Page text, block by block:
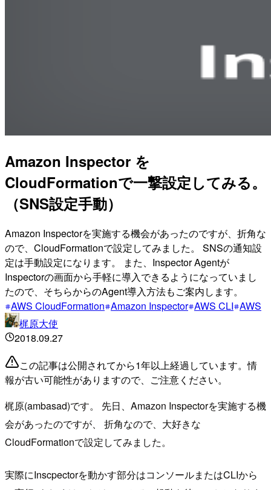
Amazon Inspector を
CloudFormationで一撃設定してみる。
（SNS設定手動）
Amazon Inspectorを実施する機会があったのですが、折角な
ので、CloudFormationで設定してみました。 SNSの通知設
定は手動設定になります。 また、Inspector Agentが
Inspectorの画面から手軽に導入できるようになっていまし
たので、そちらからのAgent導入方法もご案内します。
AWS CloudFormation Amazon Inspector AWS CLI AWS
梶原大使
2018.09.27
この記事は公開されてから1年以上経過しています。情
報が古い可能性がありますので、ご注意ください。
梶原(ambasad)です。 先日、Amazon Inspectorを実施する機
会があったのですが、 折角なので、大好きな
CloudFormationで設定してみました。
実際にInscpectorを動かす部分はコンソールまたはCLIから